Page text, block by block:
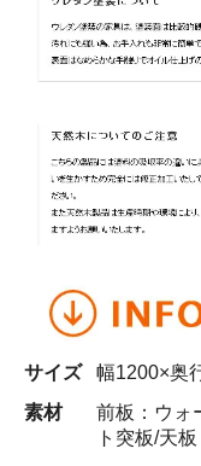
サイズ
幅1200×奥
素材
前板：ウォ
ト突板/天